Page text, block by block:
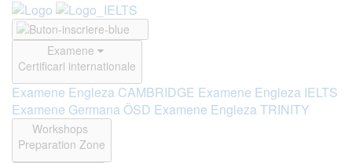
Examene
Certificari internationale
Examene Engleza CAMBRIDGE Examene Engleza IELTS
Examene Germana ÖSD Examene Engleza TRINITY
Workshops
Preparation Zone